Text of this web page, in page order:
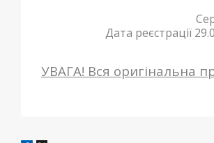
Дата реєстрації
УВАГА! Вся оригінальна